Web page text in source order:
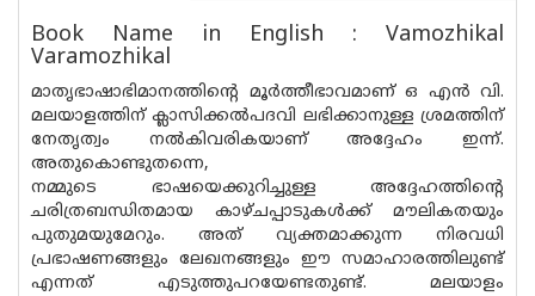
Book Name in English : Vamozhikal
Varamozhikal
മാതൃഭാഷാഭിമാനത്തിന്റെ മൂർത്തീഭാവമാണ് ഒ എൻ വി.
മലയാളത്തിന് ക്ലാസിക്കൽപദവി ലഭിക്കാനുള്ള ശ്രമത്തിന്
നേതൃത്വം നൽകിവരികയാണ് അദ്ദേഹം ഇന്ന്.
അതുകൊണ്ടുതന്നെ,
നമ്മുടെ ഭാഷയെക്കുറിച്ചുള്ള അദ്ദേഹത്തിന്റെ
ചരിത്രബന്ധിതമായ കാഴ്ചപ്പാടുകൾക്ക് മൗലികതയും
പുതുമയുമേറും. അത് വ്യക്തമാക്കുന്ന നിരവധി
പ്രഭാഷണങ്ങളും ലേഖനങ്ങളും ഈ സമാഹാരത്തിലുണ്ട്
എന്നത് എടുത്തുപറയേണ്ടതുണ്ട്. മലയാളം